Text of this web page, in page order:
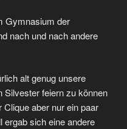
Gymnasium der
nach und nach andere
alt genug unsere
feiern zu können
aber nur ein paar
ergab sich eine andere